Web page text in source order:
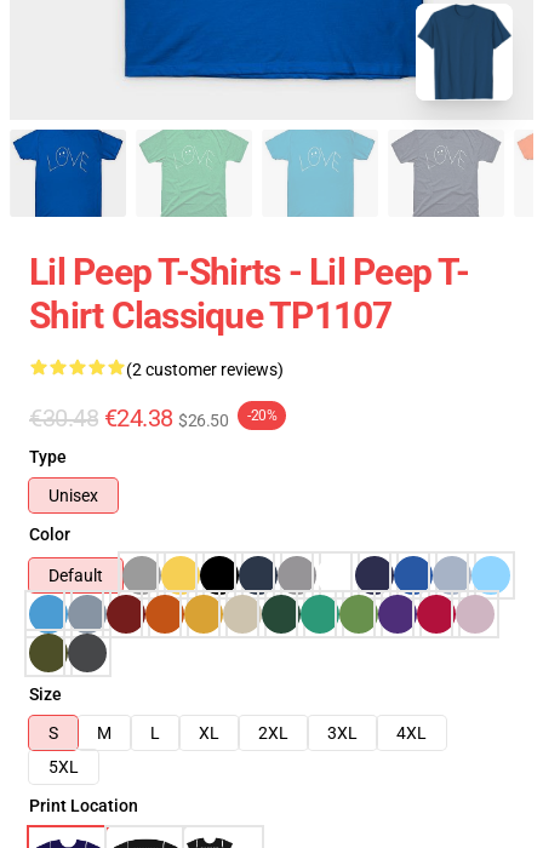
Lil Peep T-Shirts - Lil Peep T-
Shirt Classique TP1107
(2 customer reviews)
€30.48 €24.38 $26.50 -20%
Type
Unisex
Color
Default
Size
S
M L XL 2XL 3XL
4XL
5XL
Print Location